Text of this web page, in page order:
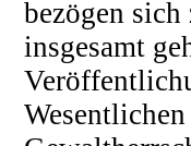
bezögen
insgesamt